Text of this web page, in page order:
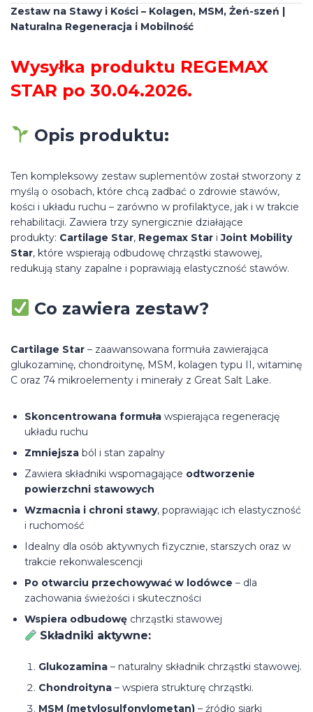
Zestaw na Stawy i Kości – Kolagen, MSM, Żeń-szeń |
Naturalna Regeneracja i Mobilność
Wysyłka produktu REGEMAX
STAR po 30.04.2026.
Opis produktu:
Ten kompleksowy zestaw suplementów został stworzony z
myślą o osobach, które chcą zadbać o zdrowie stawów,
kości i układu ruchu – zarówno w profilaktyce, jak i w trakcie
rehabilitacji. Zawiera trzy synergicznie działające
produkty: Cartilage Star, Regemax Star iJoint Mobility
Star, które wspierają odbudowę chrząstki stawowej,
redukują stany zapalne i poprawiają elastyczność stawów.
Co zawiera zestaw?
Cartilage Star – zaawansowana formuła zawierająca
glukozaminę, chondroitynę, MSM, kolagen typu II, witaminę
C oraz 74 mikroelementy i minerały z Great Salt Lake.
Skoncentrowana formuła wspierająca regenerację
układu ruchu
Zmniejsza ból i stan zapalny
Zawiera składniki wspomagające odtworzenie
powierzchni stawowych
Wzmacnia i chroni stawy, poprawiając ich elastyczność
i ruchomość
Idealny dla osób aktywnych fizycznie, starszych oraz w
trakcie rekonwalescencji
Po otwarciu przechowywać w lodówce – dla
zachowania świeżości i skuteczności
Wspiera odbudowę chrząstki stawowej
Składniki aktywne:
Glukozamina – naturalny składnik chrząstki stawowej.
Chondroityna – wspiera strukturę chrząstki.
MSM (metylosulfonylometan) – źródło siarki